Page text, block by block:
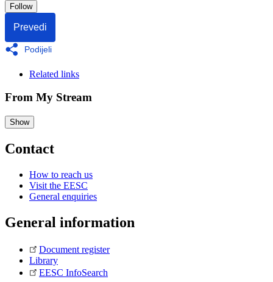
Follow
Prevedi
Podijeli
Related links
From My Stream
Show
Contact
How to reach us
Visit the EESC
General enquiries
General information
Document register
Library
EESC InfoSearch